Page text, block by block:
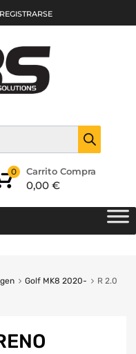
REGISTRARSE
Carrito Compra
0,00 €
0
Golf MK8 2020-
R 2.0